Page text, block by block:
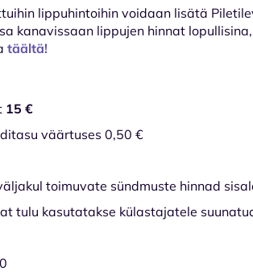
lippuhintoihin voidaan lisätä
kanavissaan lippujen hinnat
täältä!
15 €
väärtuses 0,50 €
toimuvate sündmuste hinnad
tulu kasutatakse külastajatele